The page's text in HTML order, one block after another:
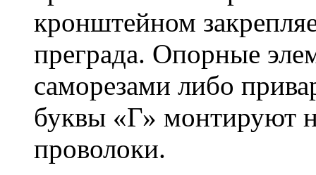
кронштейном
преграда. Опорные
саморезами либо
буквы «Г» монтируют
проволоки.